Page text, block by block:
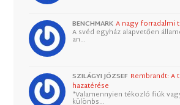
BENCHMARK A nagy forradalmi
A svéd egyház alapvetően
an…
SZILÁGYI JÓZSEF Rembrandt: A
hazatérése
"Valamennyien tékozló fiúk
különbs…